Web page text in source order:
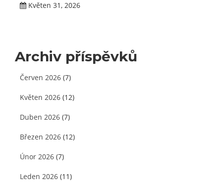
Květen 31, 2026
Archiv příspěvků
Červen 2026 (7)
Květen 2026 (12)
Duben 2026 (7)
Březen 2026 (12)
Únor 2026 (7)
Leden 2026 (11)